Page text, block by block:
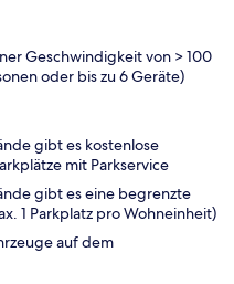
Geschwindigkeit von > 100
oder bis zu 6 Geräte)
gibt es kostenlose
mit Parkservice
gibt es eine begrenzte
1 Parkplatz pro Wohneinheit)
auf dem